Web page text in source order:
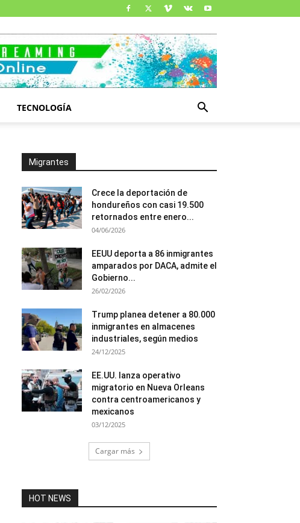
TECNOLOGÍA
Migrantes
Crece la deportación de
hondureños con casi 19.500
retornados entre enero...
04/06/2026
EEUU deporta a 86 inmigrantes
amparados por DACA, admite el
Gobierno...
26/02/2026
Trump planea detener a 80.000
inmigrantes en almacenes
industriales, según medios
24/12/2025
EE.UU. lanza operativo
migratorio en Nueva Orleans
contra centroamericanos y
mexicanos
03/12/2025
Cargar más
HOT NEWS